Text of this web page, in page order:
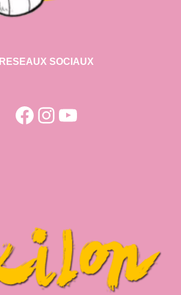
RESEAUX SOCIAUX
Facebook
Instagram
YouTube